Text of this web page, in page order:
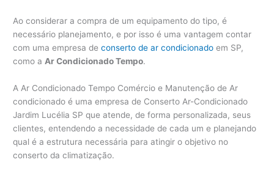
Ao considerar a compra de um equipamento do tipo, é
necessário planejamento, e por isso é uma vantagem contar
com uma empresa deconserto de ar condicionado em SP,
como a Ar Condicionado Tempo.
A Ar Condicionado Tempo Comércio e Manutenção de Ar
condicionado é uma empresa de Conserto Ar-Condicionado
Jardim Lucélia SP que atende, de forma personalizada, seus
clientes, entendendo a necessidade de cada um e planejando
qual é a estrutura necessária para atingir o objetivo no
conserto da climatização.